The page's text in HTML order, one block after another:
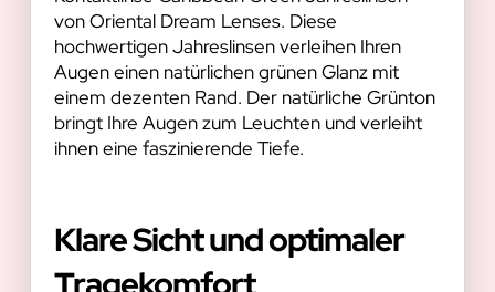
von Oriental Dream Lenses. Diese
hochwertigen Jahreslinsen verleihen Ihren
Augen einen natürlichen grünen Glanz mit
einem dezenten Rand. Der natürliche Grünton
bringt Ihre Augen zum Leuchten und verleiht
ihnen eine faszinierende Tiefe.
Klare Sicht und optimaler